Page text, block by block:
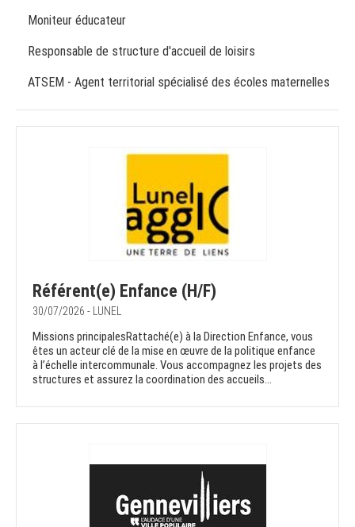
Moniteur éducateur
Responsable de structure d'accueil de loisirs
ATSEM - Agent territorial spécialisé des écoles maternelles
Référent(e) Enfance (H/F)
30/07/2026 - LUNEL
Missions principalesRattaché(e) à la Direction Enfance, vous
êtes un acteur clé de la mise en œuvre de la politique enfance
à l’échelle intercommunale. Vous accompagnez les projets des
structures et assurez la coordination des accueils...